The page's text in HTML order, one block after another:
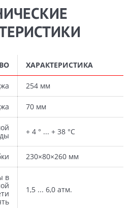
ХАРАКТЕРИСТИКА
254 мм
70 мм
+ 4 ° ... + 38 °С
230×80×260 мм
в
1,5 ... 6,0 атм.